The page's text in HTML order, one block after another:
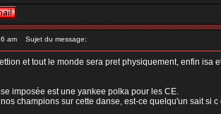
am Sujet du message:
et tout le monde sera pret physiquement, enfin
imposée est une yankee polka pour les CE.
champions sur cette danse, est-ce quelqu'un sait si